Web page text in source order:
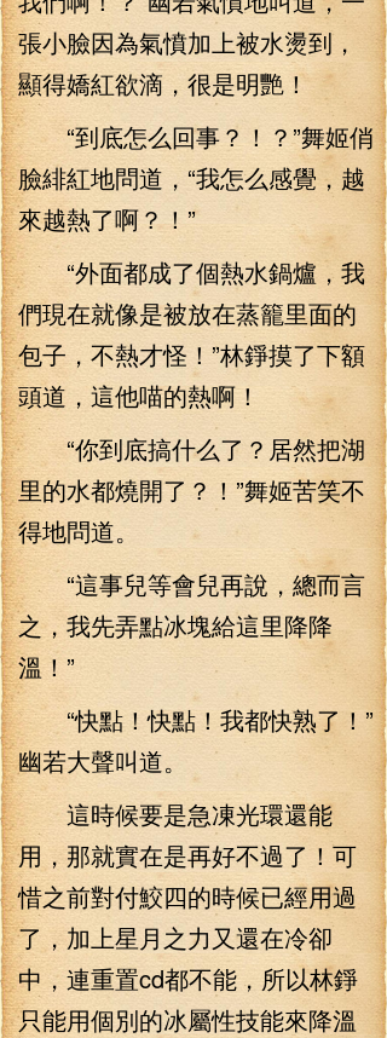
張小臉因為氣憤加上被水燙到，
顯得嬌紅欲滴，很是明艷！
“到底怎么回事？！？”舞姬俏
臉緋紅地問道，“我怎么感覺，越
來越熱了啊？！”
“外面都成了個熱水鍋爐，我
們現在就像是被放在蒸籠里面的
包子，不熱才怪！”林錚摸了下額
頭道，這他喵的熱啊！
“你到底搞什么了？居然把湖
里的水都燒開了？！”舞姬苦笑不
得地問道。
“這事兒等會兒再說，總而言
之，我先弄點冰塊給這里降降
溫！”
“快點！快點！我都快熟了！”
幽若大聲叫道。
這時候要是急凍光環還能
用，那就實在是再好不過了！可
惜之前對付鮫四的時候已經用過
了，加上星月之力又還在冷卻
中，連重置cd都不能，所以林錚
只能用個別的冰屬性技能來降溫